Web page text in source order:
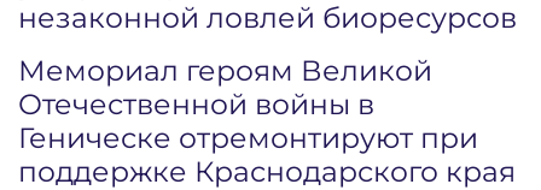
незаконной ловлей биоресурсов
Мемориал героям Великой
Отечественной войны в
Геническе отремонтируют при
поддержке Краснодарского края